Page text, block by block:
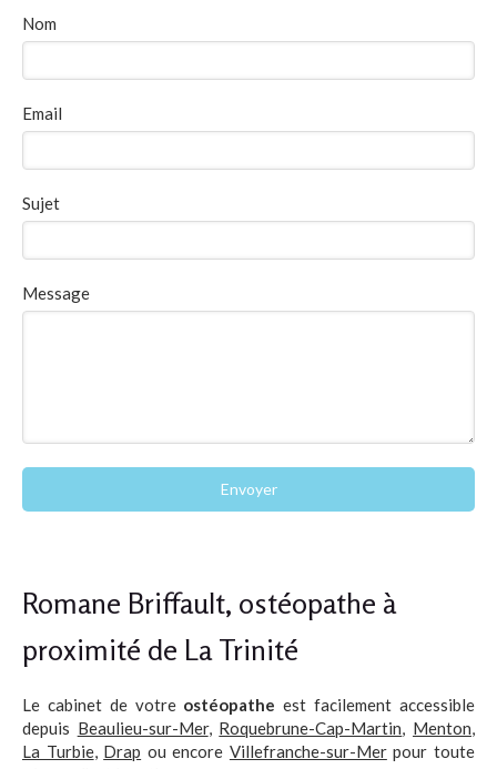
Nom
Email
Sujet
Message
Envoyer
Romane Briffault, ostéopathe à
proximité de La Trinité
Le cabinet de votre ostéopathe est facilement accessible
depuis Beaulieu-sur-Mer, Roquebrune-Cap-Martin, Menton,
La Turbie, Drap ou encore Villefranche-sur-Merpour toute